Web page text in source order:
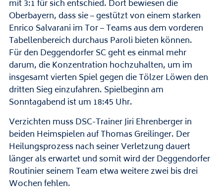
mit 3:1 für sich entschied. Dort bewiesen die
Oberbayern, dass sie – gestützt von einem starken
Enrico Salvarani im Tor – Teams aus dem vorderen
Tabellenbereich durchaus Paroli bieten können.
Für den Deggendorfer SC geht es einmal mehr
darum, die Konzentration hochzuhalten, um im
insgesamt vierten Spiel gegen die Tölzer Löwen den
dritten Sieg einzufahren. Spielbeginn am
Sonntagabend ist um 18:45 Uhr.
Verzichten muss DSC-Trainer Jiri Ehrenberger in
beiden Heimspielen auf Thomas Greilinger. Der
Heilungsprozess nach seiner Verletzung dauert
länger als erwartet und somit wird der Deggendorfer
Routinier seinem Team etwa weitere zwei bis drei
Wochen fehlen.